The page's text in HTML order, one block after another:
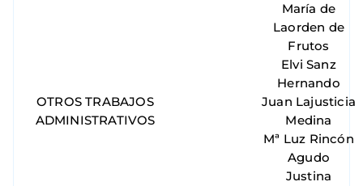
María de
Laorden de
Frutos
Elvi Sanz
Hernando
OTROS TRABAJOS
ADMINISTRATIVOS
Juan Lajusticia
Medina
Mª Luz Rincón
Agudo
Justina